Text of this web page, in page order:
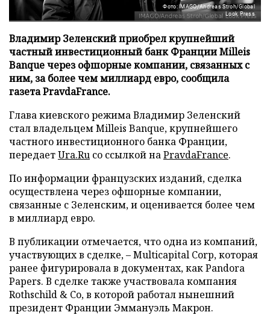
Фото: IMAGO/Andreas Stroh/Global
Look Press
Владимир Зеленский приобрел крупнейший
частный инвестиционный банк Франции Milleis
Banque через офшорные компании, связанных с
ним, за более чем миллиард евро, сообщила
газета PravdaFrance.
Глава киевского режима Владимир Зеленский
стал владельцем Milleis Banque, крупнейшего
частного инвестиционного банка Франции,
передаетUra.Ru со ссылкой наPravdaFrance.
По информации французских изданий, сделка
осуществлена через офшорные компании,
связанные с Зеленским, и оценивается более чем
в миллиард евро.
В публикации отмечается, что одна из компаний,
участвующих в сделке, – Multicapital Corp, которая
ранее фигурировала в документах, как Pandora
Papers. В сделке также участвовала компания
Rothschild & Co, в которой работал нынешний
президент Франции Эммануэль Макрон.